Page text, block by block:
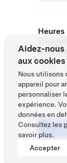
Heures
du
Lun -
Ven
Sam -
Dim
Aidez-nous
aux cookies
Nous utilisons
appareil pour
personnaliser
expérience.
données en
Consultez les
savoir plus.
Accepter